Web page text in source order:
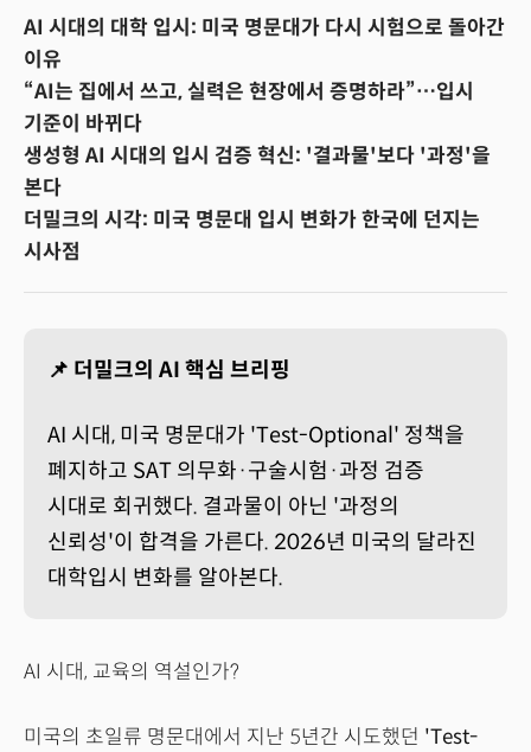
AI 시대의 대학 입시: 미국 명문대가 다시 시험으로 돌아간
이유
“AI는 집에서 쓰고, 실력은 현장에서 증명하라”…입시
기준이 바뀌다
생성형 AI 시대의 입시 검증 혁신: '결과물'보다 '과정'을
본다
더밀크의 시각: 미국 명문대 입시 변화가 한국에 던지는
시사점
📌 더밀크의 AI 핵심 브리핑
AI 시대, 미국 명문대가 'Test-Optional' 정책을
폐지하고 SAT 의무화·구술시험·과정 검증
시대로 회귀했다. 결과물이 아닌 '과정의
신뢰성'이 합격을 가른다. 2026년 미국의 달라진
대학입시 변화를 알아본다.
AI 시대, 교육의 역설인가?
미국의 초일류 명문대에서 지난 5년간 시도했던 'Test-